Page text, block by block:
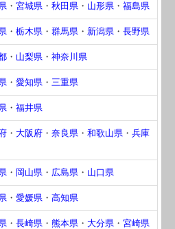
紹介
は
・宮城県 ・秋田県 ・ 山形県 ・福島県
・栃木県 ・群馬県 ・ 新潟県 ・長野県
・ 山梨県 ・神奈川県
・愛知県 ・三重県
・福井県
・ 大阪府 ・奈良県 ・和歌山県 ・兵庫
・ 岡山県 ・ 広島県 ・ 山口県
・愛媛県 ・高知県
・長崎県 ・熊本県 ・ 大分県 ・宮崎県